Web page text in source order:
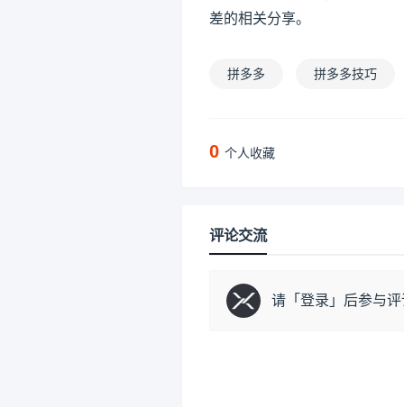
差的相关分享。
拼多多 拼多多技巧
0 个人收藏
评论交流
请「 登录 」后参与